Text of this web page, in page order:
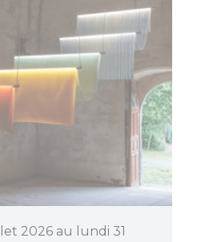
Déguster
2026 au lundi 31